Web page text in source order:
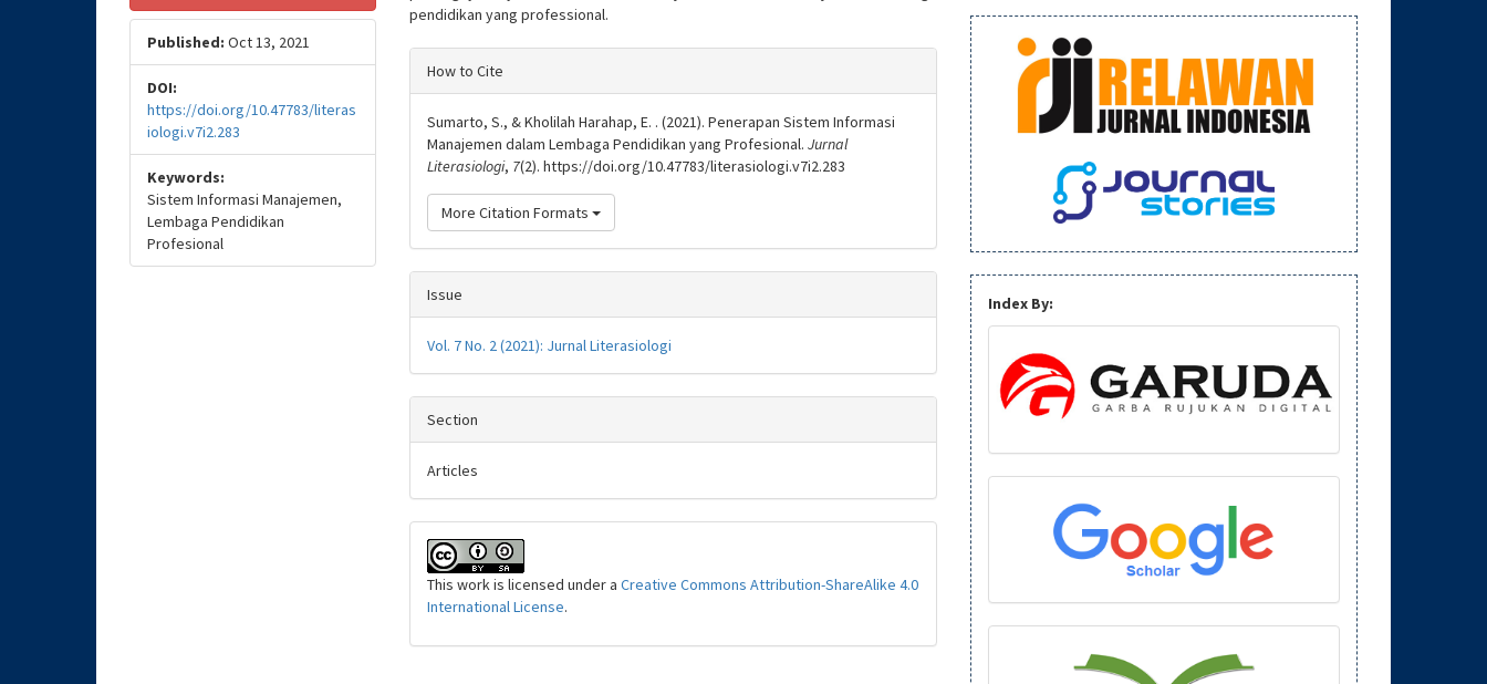
Published: Oct 13, 2021
DOI:
https://doi.org/10.47783/literas
iologi.v7i2.283
Keywords:
Sistem Informasi Manajemen,
Lembaga Pendidikan
Profesional
pendidikan yang professional.
Article
Details
How to Cite
Sumarto, S., & Kholilah Harahap, E. . (2021). Penerapan Sistem Informasi
Manajemen dalam Lembaga Pendidikan yang Profesional.Jurnal
Literasiologi, 7(2). https://doi.org/10.47783/literasiologi.v7i2.283
More Citation Formats
Issue
Vol. 7 No. 2 (2021): Jurnal Literasiologi
Section
Articles
This work is licensed under aCreative Commons Attribution-ShareAlike 4.0
International License.
Index By: